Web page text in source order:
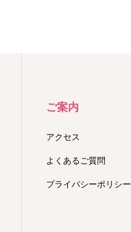
ご案内
アクセス
よくあるご質問
プライバシーポリシー